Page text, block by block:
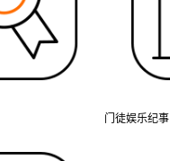
门徒娱乐纪事